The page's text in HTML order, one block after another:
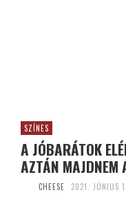
SZÍNES
A JÓBARÁTOK
AZTÁN MAJDNEM
CHEESE 2021. JÚNIUS